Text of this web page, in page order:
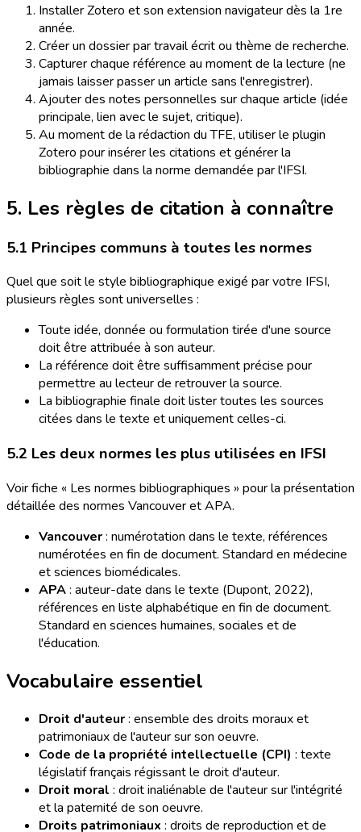
Installer Zotero et son extension navigateur dès la 1re
année.
Créer un dossier par travail écrit ou thème de recherche.
Capturer chaque référence au moment de la lecture (ne
jamais laisser passer un article sans l'enregistrer).
Ajouter des notes personnelles sur chaque article (idée
principale, lien avec le sujet, critique).
Au moment de la rédaction du TFE, utiliser le plugin
Zotero pour insérer les citations et générer la
bibliographie dans la norme demandée par l'IFSI.
5. Les règles de citation à connaître
5.1 Principes communs à toutes les normes
Quel que soit le style bibliographique exigé par votre IFSI,
plusieurs règles sont universelles :
Toute idée, donnée ou formulation tirée d'une source
doit être attribuée à son auteur.
La référence doit être suffisamment précise pour
permettre au lecteur de retrouver la source.
La bibliographie finale doit lister toutes les sources
citées dans le texte et uniquement celles-ci.
5.2 Les deux normes les plus utilisées en IFSI
Voir fiche « Les normes bibliographiques » pour la présentation
détaillée des normes Vancouver et APA.
Vancouver: numérotation dans le texte, références
numérotées en fin de document. Standard en médecine
et sciences biomédicales.
APA: auteur-date dans le texte (Dupont, 2022),
références en liste alphabétique en fin de document.
Standard en sciences humaines, sociales et de
l'éducation.
Vocabulaire essentiel
Droit d'auteur: ensemble des droits moraux et
patrimoniaux de l'auteur sur son oeuvre.
Code de la propriété intellectuelle (CPI) : texte
législatif français régissant le droit d'auteur.
Droit moral : droit inaliénable de l'auteur sur l'intégrité
et la paternité de son oeuvre.
Droits patrimoniaux : droits de reproduction et de